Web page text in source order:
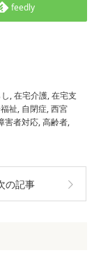
feedly
,在宅介護,在宅支
祉, 自閉症,西宮
害者対応,高齢者,
の記事